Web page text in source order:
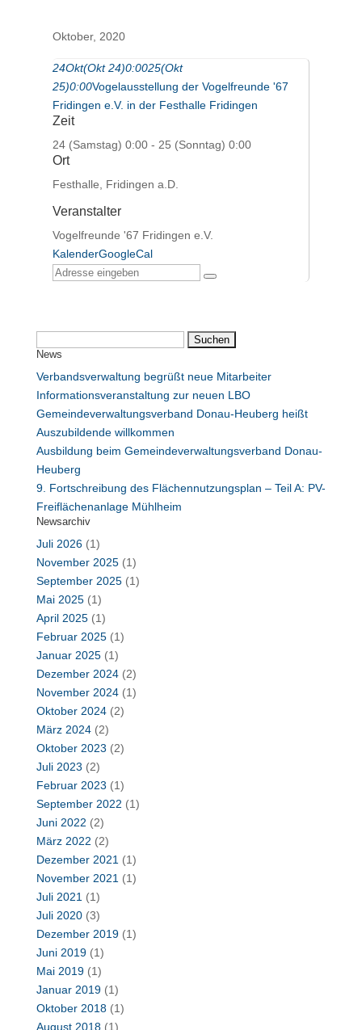
Oktober, 2020
24Okt(Okt 24)0:0025(Okt
25)0:00Vogelausstellung der Vogelfreunde '67
Fridingen e.V. in der Festhalle Fridingen
Zeit
24 (Samstag) 0:00 - 25 (Sonntag) 0:00
Ort
Festhalle, Fridingen a.D.
Veranstalter
Vogelfreunde '67 Fridingen e.V.
KalenderGoogleCal
nach:
News
Verbandsverwaltung begrüßt neue Mitarbeiter
Informationsveranstaltung zur neuen LBO
Gemeindeverwaltungsverband Donau-Heuberg heißt
Auszubildende willkommen
Ausbildung beim Gemeindeverwaltungsverband Donau-
Heuberg
9. Fortschreibung des Flächennutzungsplan – Teil A: PV-
Freiflächenanlage Mühlheim
Newsarchiv
Juli 2026(1)
November 2025(1)
September 2025(1)
Mai 2025(1)
April 2025(1)
Februar 2025(1)
Januar 2025(1)
Dezember 2024(2)
November 2024(1)
Oktober 2024(2)
März 2024(2)
Oktober 2023 (2)
Juli 2023 (2)
Februar 2023 (1)
September 2022 (1)
Juni 2022 (2)
März 2022 (2)
Dezember 2021 (1)
November 2021 (1)
Juli 2021 (1)
Juli 2020(3)
Dezember 2019(1)
Juni 2019(1)
Mai 2019(1)
Januar 2019(1)
Oktober 2018(1)
August 2018(1)